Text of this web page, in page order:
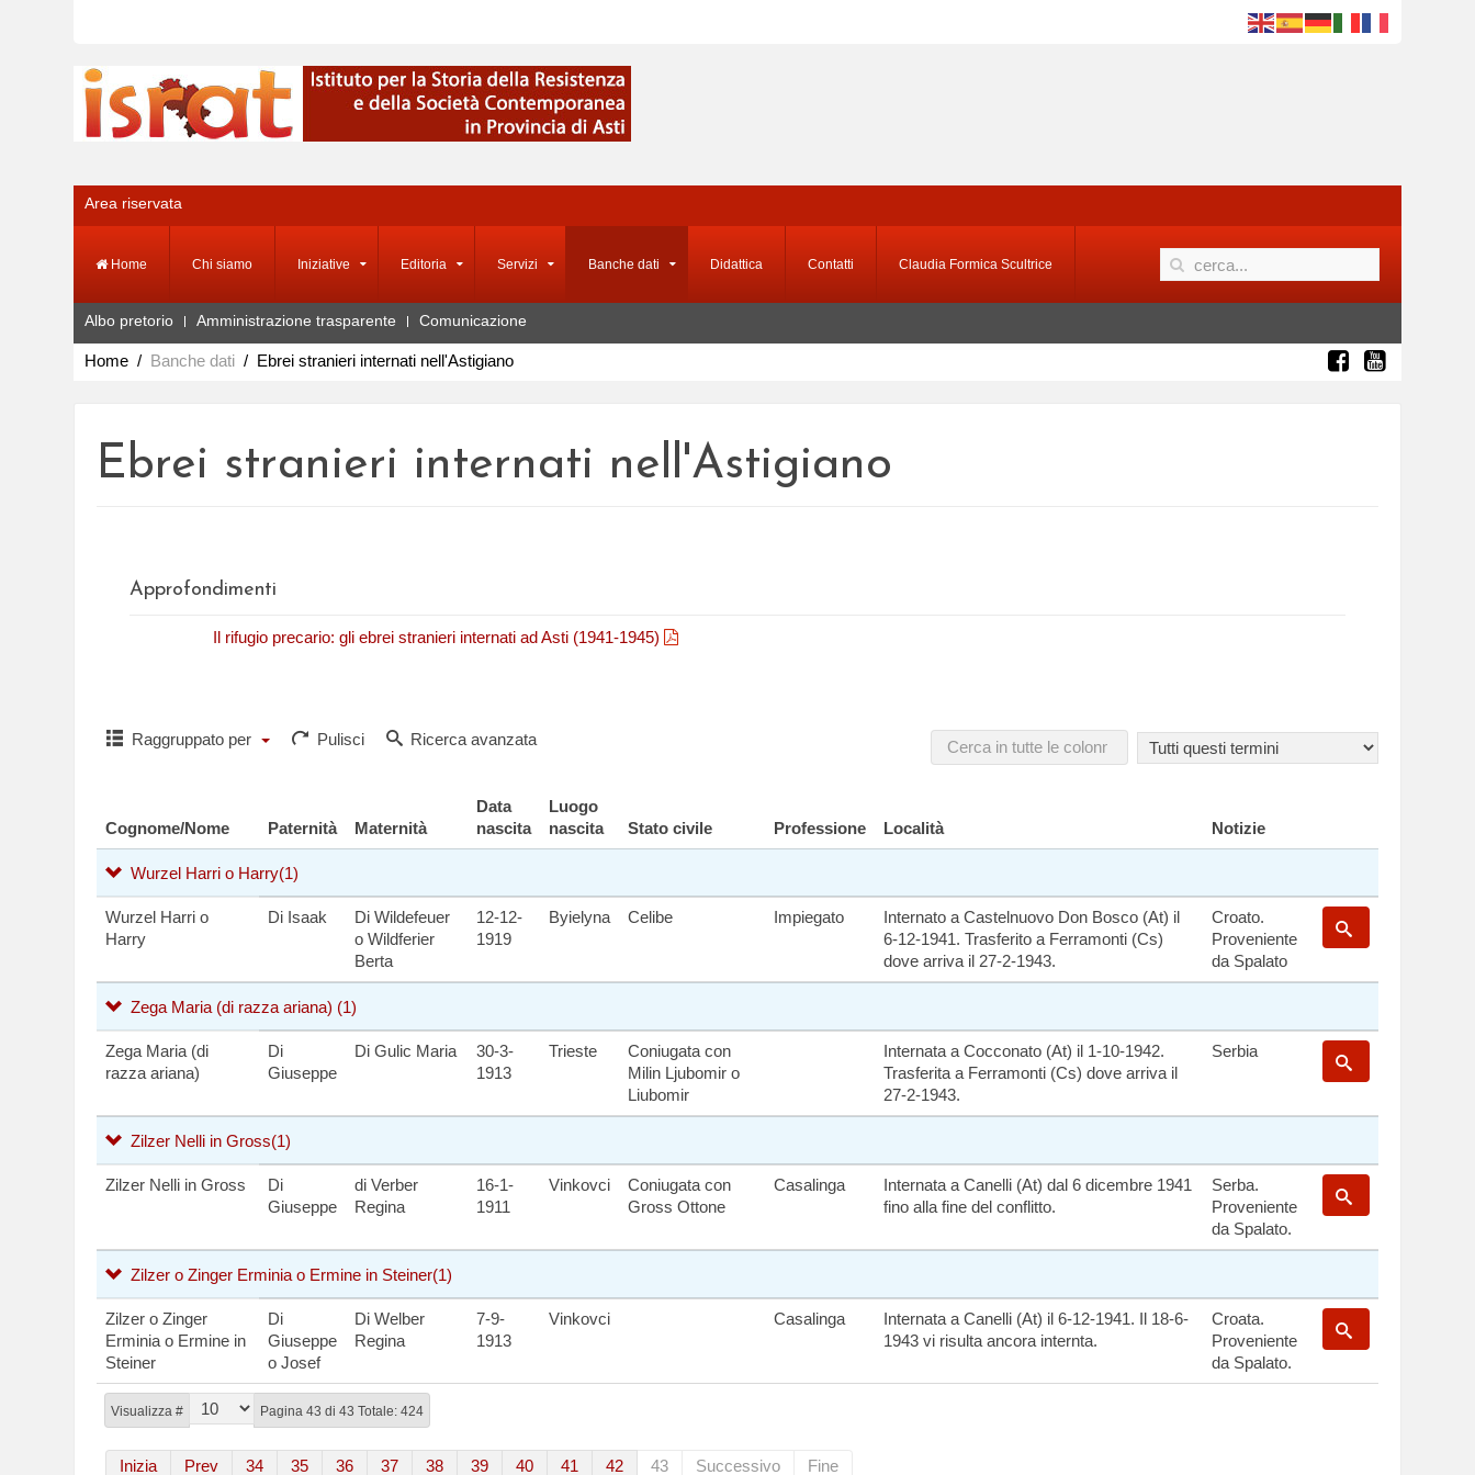
Area riservata
Home Chi siamo Iniziative Editoria Servizi Banche dati Didattica Contatti Claudia Formica Scultrice
Albo pretorio Amministrazione trasparente Comunicazione
Home Banche dati Ebrei stranieri internati nell'Astigiano
Ebrei stranieri internati nell'Astigiano
Approfondimenti
Il rifugio precario: gli ebrei stranieri internati ad Asti (1941-1945)
Raggruppato per Pulisci Ricerca avanzata
Cognome/Nome Paternità Maternità
Data
nascita
Luogo
nascita
Stato civile Professione Località Notizie
Visualizza # Pagina 43 di 43 Totale: 424
Inizia Prev 34 35 36 37 38 39 40 41 42 43 Successivo Fine
Wurzel Harri o Harry(1)
Wurzel Harri o
Harry
Di Isaak
Di Wildefeuer
o Wildferier
Berta
12-12-
1919
Byielyna Celibe Impiegato
Internato a Castelnuovo Don Bosco (At) il
6-12-1941. Trasferito a Ferramonti (Cs)
dove arriva il 27-2-1943.
Croato.
Proveniente
da Spalato
Zega Maria (di razza ariana) (1)
Zega Maria (di
razza ariana)
Di
Giuseppe
Di Gulic Maria
30-3-
1913
Trieste
Coniugata con
Milin Ljubomir o
Liubomir
Internata a Cocconato (At) il 1-10-1942.
Trasferita a Ferramonti (Cs) dove arriva il
27-2-1943.
Serbia
Zilzer Nelli in Gross(1)
Zilzer Nelli in Gross
Di
Giuseppe
di Verber
Regina
16-1-
1911
Vinkovci
Coniugata con
Gross Ottone
Casalinga
Internata a Canelli (At) dal 6 dicembre 1941
fino alla fine del conflitto.
Serba.
Proveniente
da Spalato.
Zilzer o Zinger Erminia o Ermine in Steiner(1)
Zilzer o Zinger
Erminia o Ermine in
Steiner
Di
Giuseppe
o Josef
Di Welber
Regina
7-9-
1913
Vinkovci Casalinga
Internata a Canelli (At) il 6-12-1941. Il 18-6-
1943 vi risulta ancora internta.
Croata.
Proveniente
da Spalato.